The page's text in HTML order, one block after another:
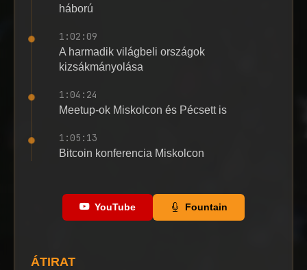
háború
1:02:09
A harmadik világbeli országok
kizsákmányolása
1:04:24
Meetup-ok Miskolcon és Pécsett is
1:05:13
Bitcoin konferencia Miskolcon
YouTube Fountain
ÁTIRAT